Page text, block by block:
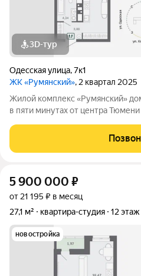
3D-тур
Одесская улица,7к1
ЖК «Румянский», 2 квартал 2025
Жилой комплекс «Румянский» дом с большими перспективами
в пяти минутах от центра Тюмени
5 900 000 ₽
от 21 195 ₽ в месяц
27,1 м²
квартира-студия 12 этаж
новостройка